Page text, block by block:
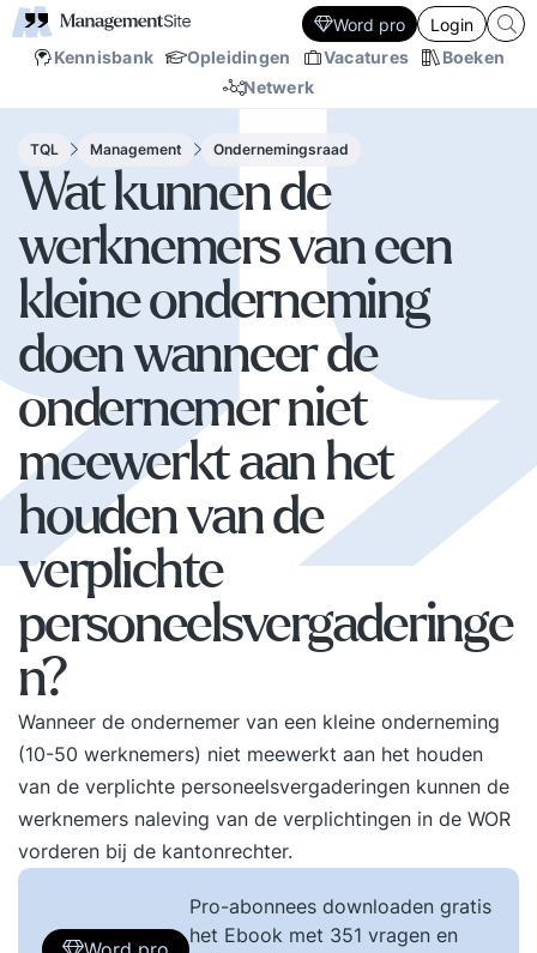
Kennisbank Opleidingen Vacatures
Boeken
Netwerk
Word pro Login
TQL Management Ondernemingsraad
Wat kunnen de
werknemers van een
kleine onderneming
doen wanneer de
ondernemer niet
meewerkt aan het
houden van de
verplichte
personeelsvergaderinge
n?
Wanneer de ondernemer van een kleine onderneming
(10-50 werknemers) niet meewerkt aan het houden
van de verplichte personeelsvergaderingen kunnen de
werknemers naleving van de verplichtingen in de WOR
vorderen bij de kantonrechter.
Pro-abonnees downloaden gratis
het Ebook met 351 vragen en